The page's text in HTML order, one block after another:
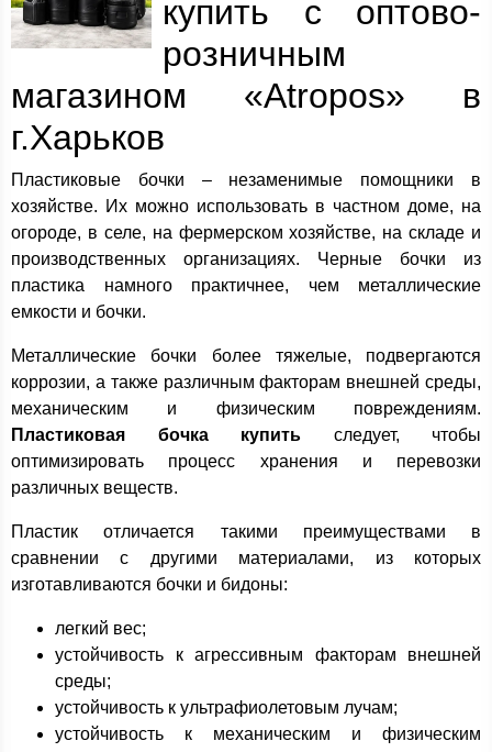
купить с оптово-
розничным
магазином «Atropos» в
г.Харьков
Пластиковые бочки – незаменимые помощники в
хозяйстве. Их можно использовать в частном доме, на
огороде, в селе, на фермерском хозяйстве, на складе и
производственных организациях. Черные бочки из
пластика намного практичнее, чем металлические
емкости и бочки.
Металлические бочки более тяжелые, подвергаются
коррозии, а также различным факторам внешней среды,
механическим и физическим повреждениям.
Пластиковая бочка купить следует, чтобы
оптимизировать процесс хранения и перевозки
различных веществ.
Пластик отличается такими преимуществами в
сравнении с другими материалами, из которых
изготавливаются бочки и бидоны:
легкий вес;
устойчивость к агрессивным факторам внешней
среды;
устойчивость к ультрафиолетовым лучам;
устойчивость к механическим и физическим